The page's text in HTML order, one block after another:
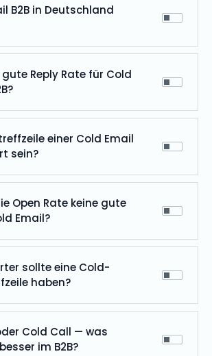
B2B in Deutschland
Reply Rate für Cold
einer Cold Email
sein?
Open Rate keine gute
Email?
sollte eine Cold-
haben?
Cold Call — was
im B2B?